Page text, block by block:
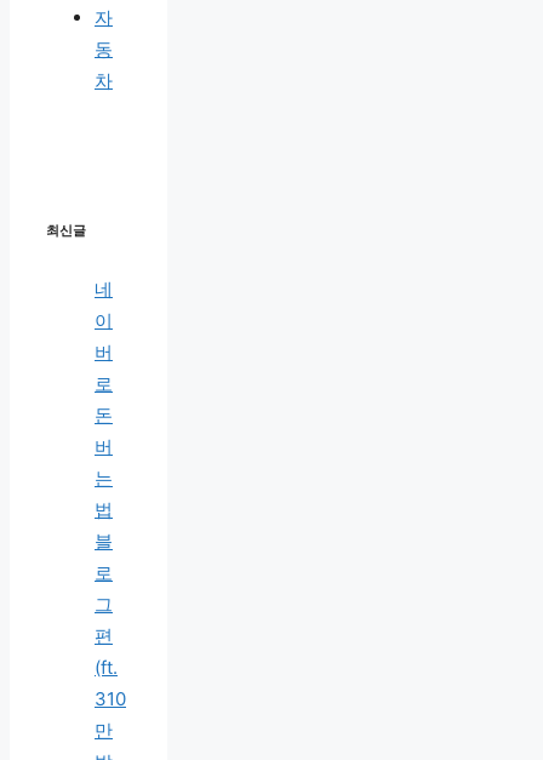
자
동
차
최신글
네
이
버
로
돈
버
는
법
블
로
그
편
(ft.
310
만